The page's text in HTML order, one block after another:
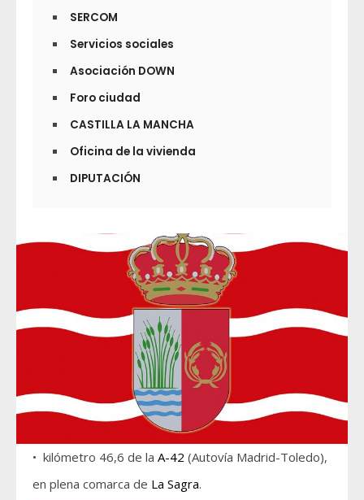
SERCOM
Servicios sociales
Asociación DOWN
Foro ciudad
CASTILLA LA MANCHA
Oficina de la vivienda
DIPUTACIÓN
• kilómetro 46,6 de la A-42 (Autovía Madrid-Toledo),
en plena comarca de La Sagra.